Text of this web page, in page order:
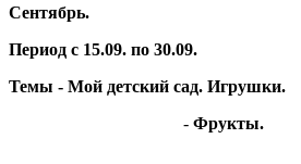
Сентябрь.
Период с 15.09. по 30.09.
Темы - Мой детский сад. Игрушки.
- Фрукты.